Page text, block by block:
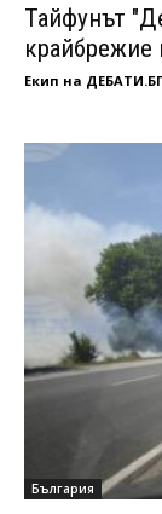
Тайфунът
Екип на ДЕБАТИ.БГ
България